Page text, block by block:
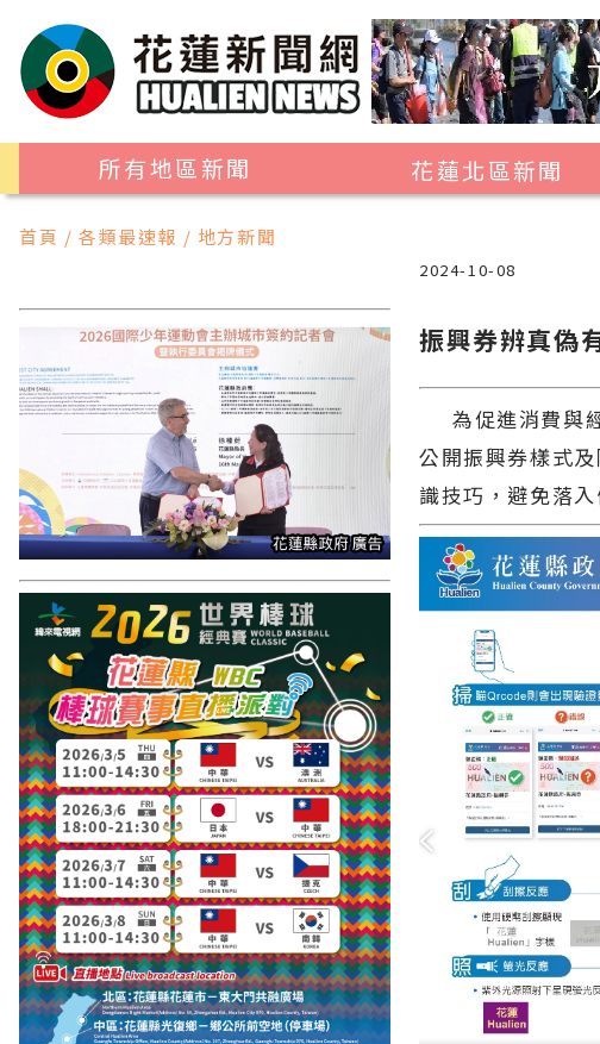
所有地區新聞
花蓮北區新聞
吉安鄉
秀林鄉
首頁 / 各類最速報 / 地方新聞
2024-10-08
振興券辨真偽
為促進消費與
公開振興券樣式
識技巧，避免落入